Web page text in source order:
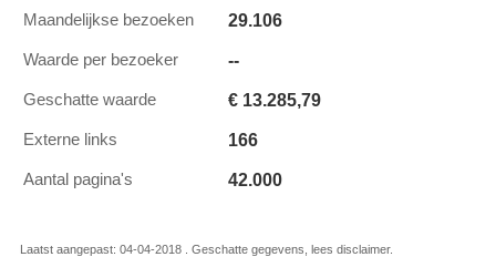
Maandelijkse bezoeken 29.106
Waarde per bezoeker --
Geschatte waarde € 13.285,79
Externe links 166
Aantal pagina's 42.000
Laatst aangepast: 04-04-2018 . Geschatte gegevens, lees disclaimer.